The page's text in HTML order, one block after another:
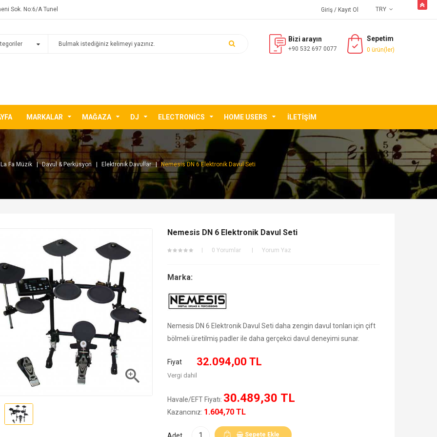
Sok. No:6/A Tunel TRY
Giriş / Kayıt Ol
Bizi arayın
+90 532 697 0077
Sepetim
0 ürün(ler)
MARKALAR MAĞAZA DJ ELECTRONICS HOME USERS İLETIŞIM
La Fa Müzik Davul & Perküsyon Elektronik Davullar Nemesis DN 6 Elektronik Davul Seti

Nemesis DN 6 Elektronik Davul Seti
0 Yorumlar Yorum Yaz
Marka:
Nemesis DN 6 Elektronik Davul Seti daha zengin davul tonları için çift
bölmeli üretilmiş padler ile daha gerçekci davul deneyimi sunar.
Fiyat 32.094,00 TL
Vergi dahil
Havale/EFT Fiyatı: 30.489,30 TL
Kazancınız: 1.604,70 TL
Sepete Ekle